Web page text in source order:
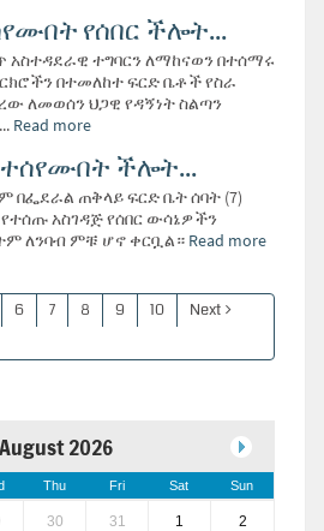
የሰበር ችሎት...
ተግባርን ለማከናወን በተሰማሩ
በተመለከተ ፍርድ ቤቶች የስራ
ለመወሰን ህጋዊ የዳኝነት ስልጣን
Read more
ችሎት...
በፌደራል ጠቅላይ ፍርድ ቤት ሰባት (7)
አስገዳጅ የሰበር ውሳኔዎችን
ለንባብ ምቹ ሆኖ ቀርቧል። Read more
6 7 8 9 10
Next
August 2026
Thu Fri Sat Sun
30 31 1 2